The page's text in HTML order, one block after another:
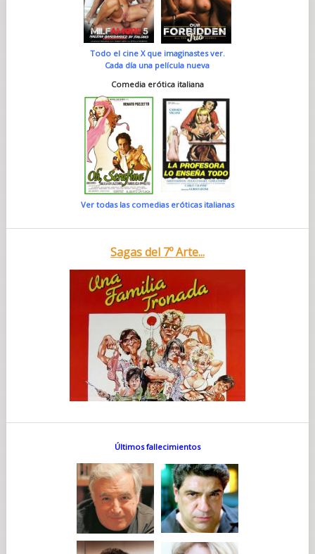
Todo el cine X que imaginastes ver.
Cada día una película nueva
Comedia erótica italiana
Ver todas las comedias eróticas italianas
Sagas del 7º Arte...
Últimos fallecimientos